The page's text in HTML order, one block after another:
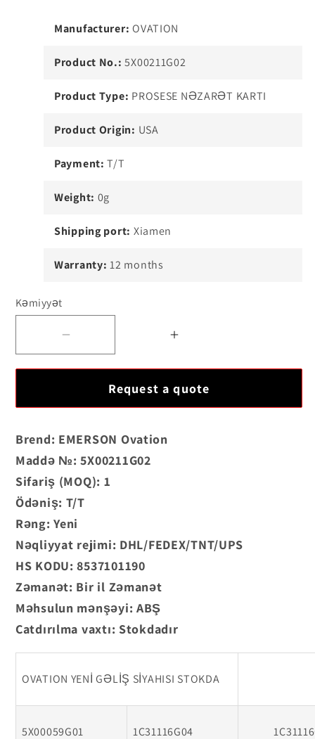
Manufacturer: OVATION
Product No.: 5X00211G02
Product Type: PROSESE NƏZARƏT KARTI
Product Origin: USA
Payment: T/T
Weight: 0g
Shipping port: Xiamen
Warranty: 12 months
Kəmiyyət
Ovation
PROSESƏ
NƏZARƏT
KARTI
üçün
Ovation
Request a quote
Brend: EMERSON Ovation
Maddə №: 5X00211G02
Sifariş (MOQ): 1
Ödəniş: T/T
Rəng: Yeni
Nəqliyyat rejimi: DHL/FEDEX/TNT/UPS
HS KODU: 8537101190
Zəmanət: Bir il Zəmanət
Məhsulun mənşəyi: ABŞ
Çatdırılma vaxtı: Stokdadır
OVATION YENİ GƏLİŞ SİYAHISI STOKDA
5X00059G01 1C31116G04